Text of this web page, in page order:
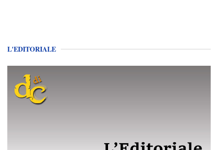
L'EDITORIALE